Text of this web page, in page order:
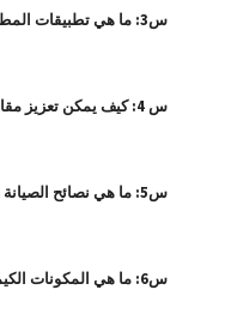
س3: ما هي تطبيقات المطاط المقاوم للتآكل؟
س 4: كيف يمكن تعزيز مقاومة التآكل للمطاط؟
س5: ما هي نصائح الصيانة والعناية بالمطاط المقاوم للتآكل؟
س6: ما هي المكونات الكيميائية للمطاط المقاوم للتآكل؟